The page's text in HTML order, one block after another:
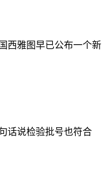
西雅图早已公布一个新
话说检验批号也符合